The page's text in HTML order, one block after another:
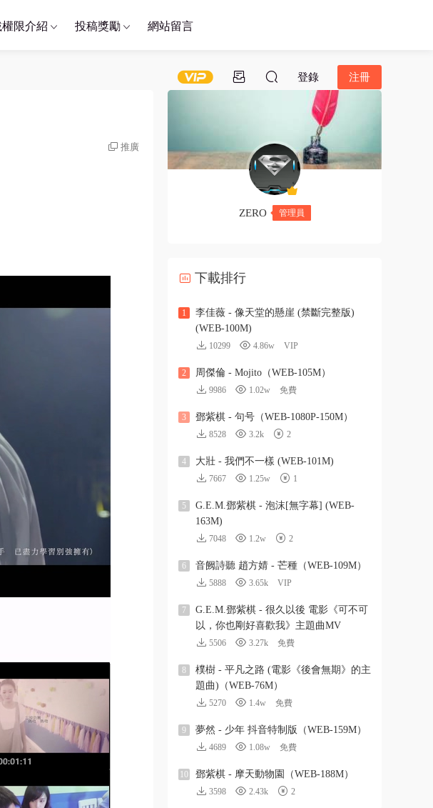
限介紹 投稿獎勵 網站留言
登錄 注冊
推廣
ZERO 管理員
下載排行
1
李佳薇 - 像天堂的懸崖 (禁斷完整版)
(WEB-100M)
10299 4.86w VIP
2 周傑倫 - Mojito（WEB-105M）
9986 1.02w 免費
3 鄧紫棋 - 句号（WEB-1080P-150M）
8528 3.2k 2
4 大壯 - 我們不一樣 (WEB-101M)
7667 1.25w 1
5
G.E.M.鄧紫棋 - 泡沫[無字幕] (WEB-
163M)
7048 1.2w 2
6 音阙詩聽 趙方婧 - 芒種（WEB-109M）
5888 3.65k VIP
7
G.E.M.鄧紫棋 - 很久以後 電影《可不可
以，你也剛好喜歡我》主題曲MV
5506 3.27k 免費
8
樸樹 - 平凡之路 (電影《後會無期》的主
題曲)（WEB-76M）
5270 1.4w 免費
9 夢然 - 少年 抖音特制版（WEB-159M）
4689 1.08w 免費
10 鄧紫棋 - 摩天動物園（WEB-188M）
3598 2.43k 2